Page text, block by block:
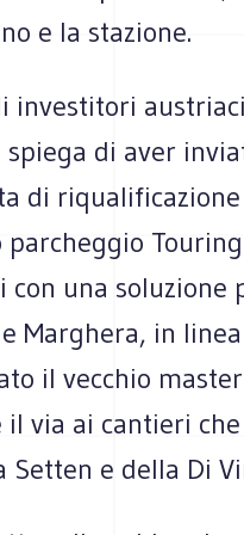
e la stazione.
investitori
spiega di aver
di
parcheggio
con una
Marghera, in
il vecchio
il via ai cantieri
Setten e della Di